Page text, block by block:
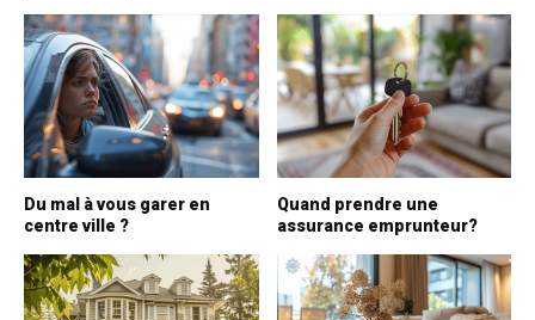
Du mal à vous garer en
centre ville ?
Quand prendre une
assurance emprunteur?